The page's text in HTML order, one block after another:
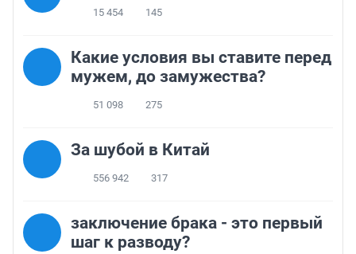
15 454 145
Какие условия вы ставите перед
мужем, до замужества?
51 098 275
За шубой в Китай
556 942 317
заключение брака - это первый
шаг к разводу?